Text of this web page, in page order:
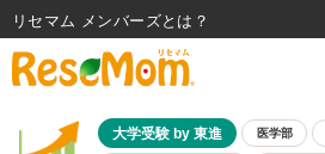
大学受験 by 東進 医学部
リセマム メンバーズ